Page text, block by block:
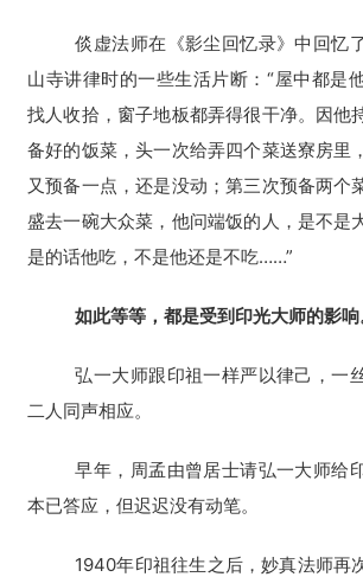
教
人
物
院
巡
登录 注册
倓虚法师在《影尘回忆录》中回忆
山寺讲律时的一些生活片断：“屋中都是
找人收拾，窗子地板都弄得很干净。因他
备好的饭菜，头一次给弄四个菜送寮房里
又预备一点，还是没动；第三次预备两个
盛去一碗大众菜，他问端饭的人，是不是
是的话他吃，不是他还是不吃……”
如此等等，都是受到印光大师的影响
弘一大师跟印祖一样严以律己，一
二人同声相应。
早年，周孟由曾居士请弘一大师给
本已答应，但迟迟没有动笔。
1940年印祖往生之后，妙真法师再